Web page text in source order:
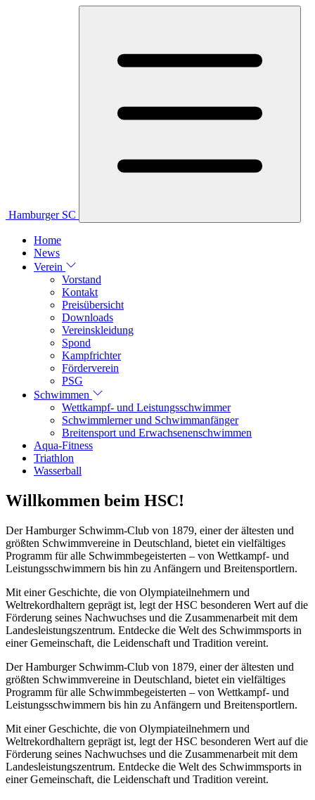
Hamburger SC
Home
News
Verein
Vorstand
Kontakt
Preisübersicht
Downloads
Vereinskleidung
Spond
Kampfrichter
Förderverein
PSG
Schwimmen
Wettkampf- und Leistungsschwimmer
Schwimmlerner und Schwimmanfänger
Breitensport und Erwachsenenschwimmen
Aqua-Fitness
Triathlon
Wasserball
Willkommen beim HSC!
Der Hamburger Schwimm-Club von 1879, einer der ältesten und
größten Schwimmvereine in Deutschland, bietet ein vielfältiges
Programm für alle Schwimmbegeisterten – von Wettkampf- und
Leistungsschwimmern bis hin zu Anfängern und Breitensportlern.
Mit einer Geschichte, die von Olympiateilnehmern und
Weltrekordhaltern geprägt ist, legt der HSC besonderen Wert auf die
Förderung seines Nachwuchses und die Zusammenarbeit mit dem
Landesleistungszentrum. Entdecke die Welt des Schwimmsports in
einer Gemeinschaft, die Leidenschaft und Tradition vereint.
Der Hamburger Schwimm-Club von 1879, einer der ältesten und
größten Schwimmvereine in Deutschland, bietet ein vielfältiges
Programm für alle Schwimmbegeisterten – von Wettkampf- und
Leistungsschwimmern bis hin zu Anfängern und Breitensportlern.
Mit einer Geschichte, die von Olympiateilnehmern und
Weltrekordhaltern geprägt ist, legt der HSC besonderen Wert auf die
Förderung seines Nachwuchses und die Zusammenarbeit mit dem
Landesleistungszentrum. Entdecke die Welt des Schwimmsports in
einer Gemeinschaft, die Leidenschaft und Tradition vereint.